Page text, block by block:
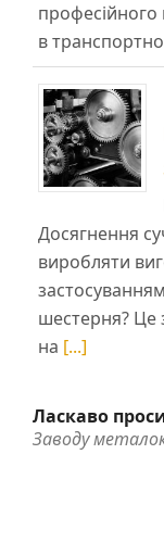
в
Досягнення
виробляти
шестерня? Це
на [...]
Ласкаво
Заводу